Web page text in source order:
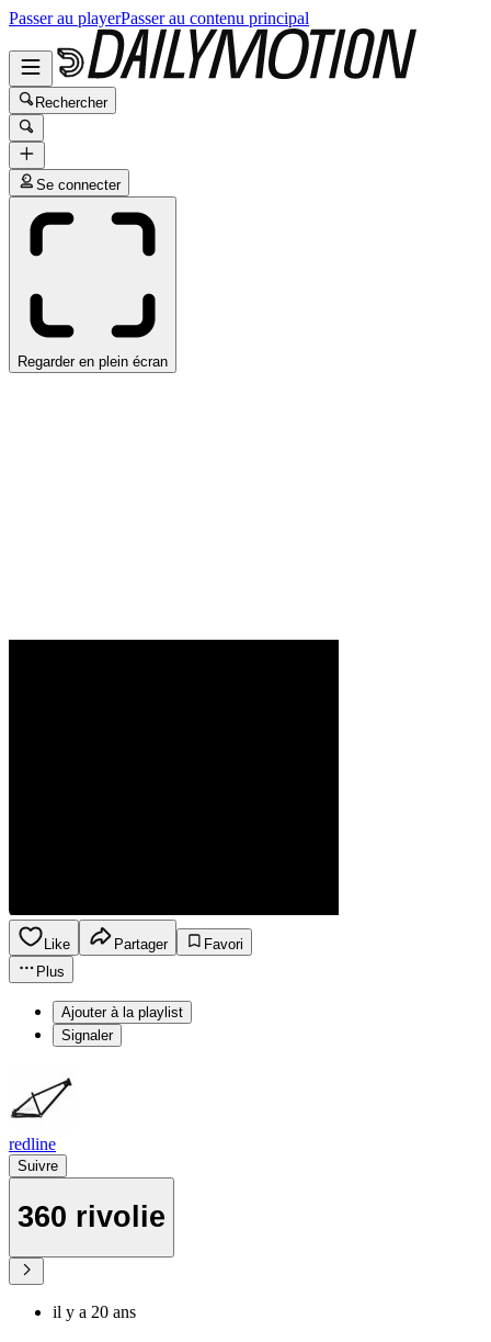
Passer au playerPasser au contenu principal
Rechercher
Se connecter
Regarder en plein écran
Like Partager
Favori
Plus
Ajouter à la playlist
Signaler
redline
Suivre
360 rivolie
il y a 20 ans